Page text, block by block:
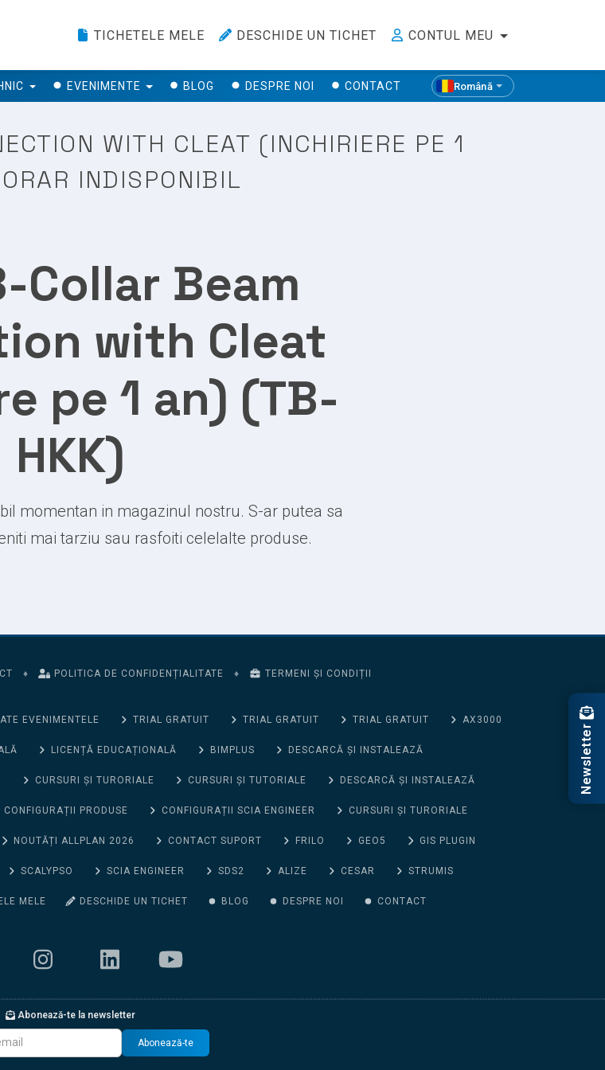
TICHETELE MELE DESCHIDE UN TICHET CONTUL MEU
EVENIMENTE BLOG DESPRE NOI CONTACT Română
WITH CLEAT (INCHIRIERE PE 1
INDISPONIBIL
Collar Beam
with Cleat
pe 1 an) (TB-
HKK)
momentan in magazinul nostru. S-ar putea sa
mai tarziu sau rasfoiti celelalte produse.
♦ POLITICA DE CONFIDENȚIALITATE ♦ TERMENI ȘI CONDIȚII
EVENIMENTELE TRIAL GRATUIT TRIAL GRATUIT TRIAL GRATUIT AX3000
LICENȚĂ EDUCAȚIONALĂ BIMPLUS DESCARCĂ ȘI INSTALEAZĂ
CURSURI ȘI TURORIALE CURSURI ȘI TUTORIALE DESCARCĂ ȘI INSTALEAZĂ
CONFIGURAȚII PRODUSE CONFIGURAȚII SCIA ENGINEER CURSURI ȘI TURORIALE
NOUTĂȚI ALLPLAN 2026 CONTACT SUPORT FRILO GEO5 GIS PLUGIN
SCALYPSO SCIA ENGINEER SDS2 ALIZE CESAR STRUMIS
MELE DESCHIDE UN TICHET BLOG DESPRE NOI CONTACT
Abonează-te la newsletter
Abonează-te
Newsletter